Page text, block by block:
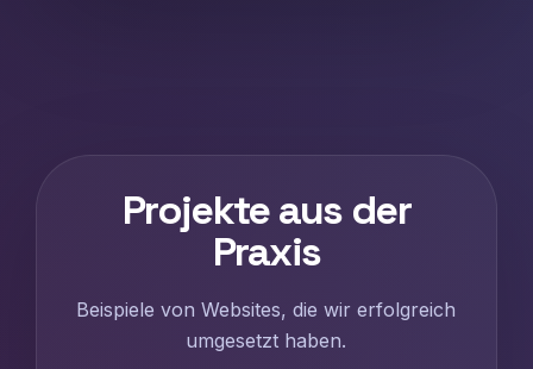
Projekte aus der
Praxis
Beispiele von Websites, die wir erfolgreich
umgesetzt haben.